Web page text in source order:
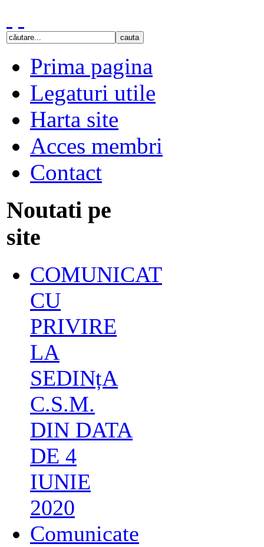
Prima pagina
Legaturi utile
Harta site
Acces membri
Contact
Noutati pe
site
COMUNICAT
CU
PRIVIRE
LA
SEDINțA
C.S.M.
DIN DATA
DE 4
IUNIE
2020
Comunicate